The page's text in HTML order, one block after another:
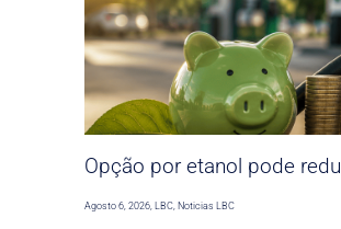
Opção por etanol pode
Agosto 6, 2026 ,LBC Noticias LBC